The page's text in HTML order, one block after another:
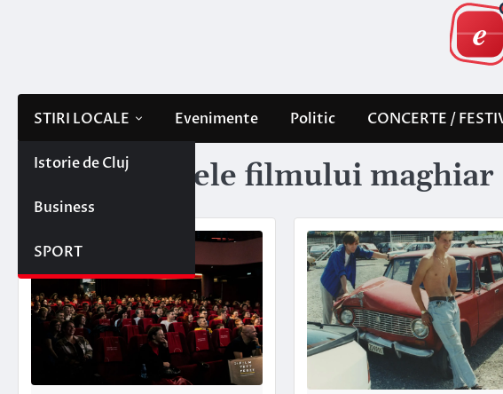
STIRI LOCALE
Istorie de Cluj
Business
SPORT
Evenimente Politic CONCERTE /
Etichetă: zilele filmului